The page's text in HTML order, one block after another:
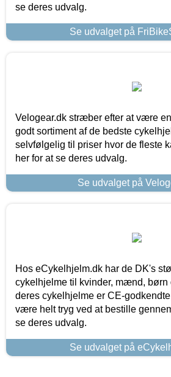
se deres udvalg.
Se udvalget på
Velogear.dk stræber efter at være
godt sortiment af de bedste
selvfølgelig til priser hvor de fleste
her for at se deres udvalg.
Se udvalget på
Hos eCykelhjelm.dk har de DK's
cykelhjelme til kvinder, mænd, børn
deres cykelhjelme er CE-
være helt tryg ved at bestille
se deres udvalg.
Se udvalget på